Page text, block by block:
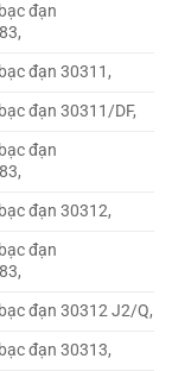
đạn
đạn 30311,
đạn 30311/DF,
đạn
đạn 30312,
đạn
đạn 30312 J2/Q,
đạn 30313,